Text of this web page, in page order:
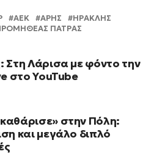
ΑΕΚ ΑΡΗΣ
ΗΡΑΚΛΗΣ
ΠΑΤΡΑΣ
Στη Λάρισα με φόντο την
στο YouTube
στην Πόλη:
και μεγάλο διπλό